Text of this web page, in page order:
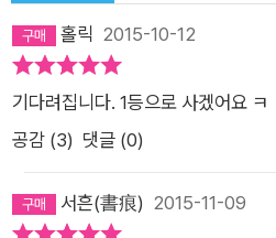
심화할 수 있는 부분이다. 특히 주
저서를 망라하며 논하고 있어 푸코
읽어볼 필요가 있다. 긴장감 넘치고 풍부한 내용을 담고 있는 이
결과이며, 텍스트에 쓰인 말을 있는
것이다. 독자들은 이 책을 읽음으로
홀릭 2015-10-12
기다려집니다. 1등으로 사겠어요 ㅋ
공감 (3) 댓글 (0)
서흔(書痕) 2015-11-09